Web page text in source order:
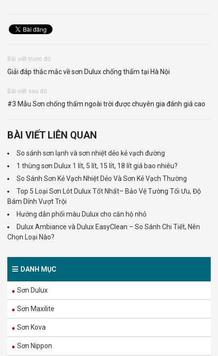
Bài viết trước đó
Giải đáp thắc mắc về sơn Dulux chống thấm tại Hà Nội
Bài viết sau đó
#3 Mẫu Sơn chống thấm ngoài trời được chuyên gia đánh giá cao
BÀI VIẾT LIÊN QUAN
So sánh sơn lạnh và sơn nhiệt dẻo kẻ vạch đường
1 thùng sơn Dulux 1 lít, 5 lít, 15 lít, 18 lít giá bao nhiêu?
So Sánh Sơn Kẻ Vạch Nhiệt Dẻo Và Sơn Kẻ Vạch Thường
Top 5 Loại Sơn Lót Dulux Tốt Nhất– Bảo Vệ Tường Tối Ưu, Độ
Bám Dính Vượt Trội
Hướng dẫn phối màu Dulux cho căn hộ nhỏ
Dulux Ambiance và Dulux EasyClean – So Sánh Chi Tiết, Nên
Chọn Loại Nào?
DANH MỤC
Sơn Dulux
Sơn Maxilite
Sơn Kova
Sơn Nippon